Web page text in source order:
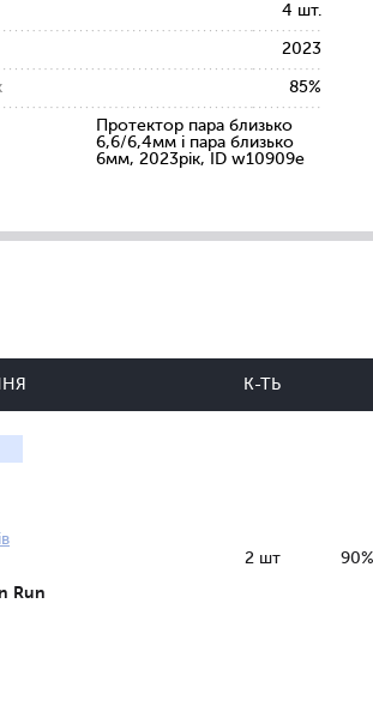
4 шт.
2023
85%
Протектор пара близько
6,6/6,4мм і пара близько
6мм, 2023рік, ID w10909e
К-ТЬ
Run
2 шт 90%